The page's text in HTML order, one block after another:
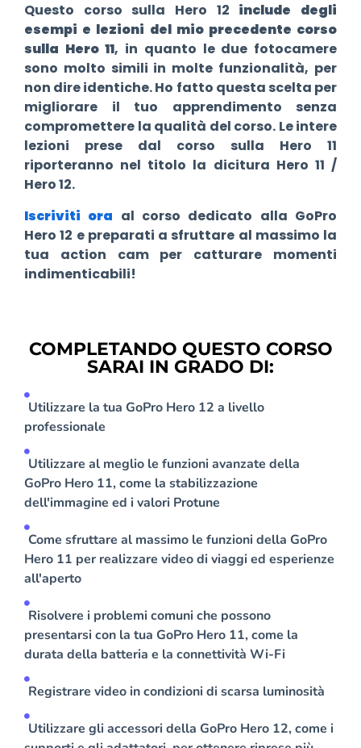
Questo corso sulla Hero 12 include degli
esempi e lezioni del mio precedente corso
sulla Hero 11, in quanto le due fotocamere
sono molto simili in molte funzionalità, per
non dire identiche. Ho fatto questa scelta per
migliorare il tuo apprendimento senza
compromettere la qualità del corso. Le intere
lezioni prese dal corso sulla Hero 11
riporteranno nel titolo la dicitura Hero 11 /
Hero 12.
Iscriviti ora al corso dedicato alla GoPro
Hero 12 e preparati a sfruttare al massimo la
tua action cam per catturare momenti
indimenticabili!
COMPLETANDO QUESTO CORSO
SARAI IN GRADO DI:
Utilizzare la tua GoPro Hero 12 a livello
professionale
Utilizzare al meglio le funzioni avanzate della
GoPro Hero 11, come la stabilizzazione
dell'immagine ed i valori Protune
Come sfruttare al massimo le funzioni della GoPro
Hero 11 per realizzare video di viaggi ed esperienze
all'aperto
Risolvere i problemi comuni che possono
presentarsi con la tua GoPro Hero 11, come la
durata della batteria e la connettività Wi-Fi
Registrare video in condizioni di scarsa luminosità
Utilizzare gli accessori della GoPro Hero 12, come i